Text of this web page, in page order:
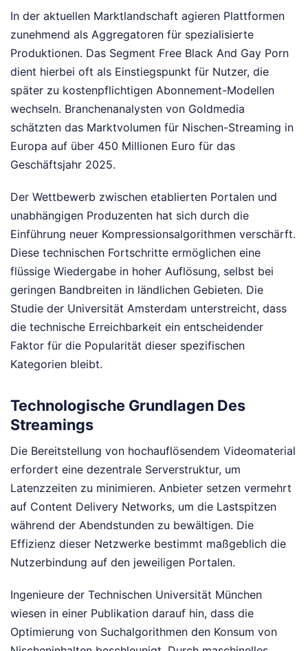
In der aktuellen Marktlandschaft agieren Plattformen
zunehmend als Aggregatoren für spezialisierte
Produktionen. Das Segment Free Black And Gay Porn
dient hierbei oft als Einstiegspunkt für Nutzer, die
später zu kostenpflichtigen Abonnement-Modellen
wechseln. Branchenanalysten von Goldmedia
schätzten das Marktvolumen für Nischen-Streaming in
Europa auf über 450 Millionen Euro für das
Geschäftsjahr 2025.
Der Wettbewerb zwischen etablierten Portalen und
unabhängigen Produzenten hat sich durch die
Einführung neuer Kompressionsalgorithmen verschärft.
Diese technischen Fortschritte ermöglichen eine
flüssige Wiedergabe in hoher Auflösung, selbst bei
geringen Bandbreiten in ländlichen Gebieten. Die
Studie der Universität Amsterdam unterstreicht, dass
die technische Erreichbarkeit ein entscheidender
Faktor für die Popularität dieser spezifischen
Kategorien bleibt.
Technologische Grundlagen Des
Streamings
Die Bereitstellung von hochauflösendem Videomaterial
erfordert eine dezentrale Serverstruktur, um
Latenzzeiten zu minimieren. Anbieter setzen vermehrt
auf Content Delivery Networks, um die Lastspitzen
während der Abendstunden zu bewältigen. Die
Effizienz dieser Netzwerke bestimmt maßgeblich die
Nutzerbindung auf den jeweiligen Portalen.
Ingenieure der Technischen Universität München
wiesen in einer Publikation darauf hin, dass die
Optimierung von Suchalgorithmen den Konsum von